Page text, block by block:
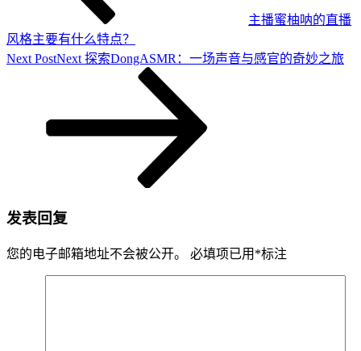
主播蜜柚呐的直播
风格主要有什么特点？
Next PostNext 探索DongASMR：一场声音与感官的奇妙之旅
发表回复
您的电子邮箱地址不会被公开。 必填项已用 *标注